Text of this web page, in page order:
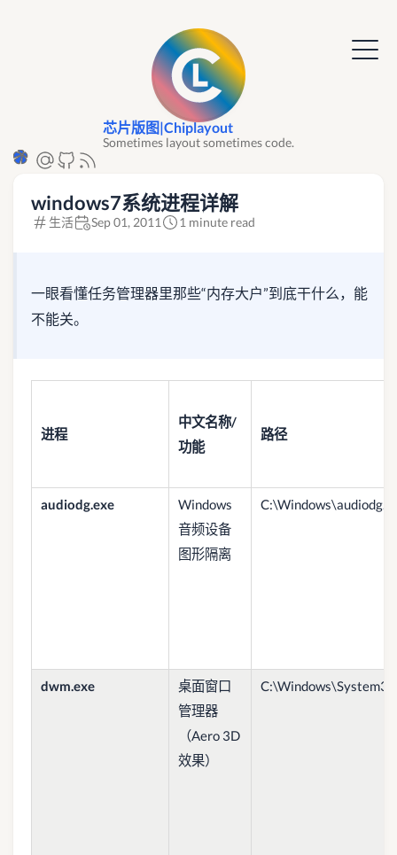
芯片版图|Chiplayout
Sometimes layout sometimes code.
windows7系统进程详解
生活 Sep 01, 2011 1 minute read
一眼看懂任务管理器里那些“内存大户”到底干什么，能
不能关。
进程
中文名称/
功能
路径
audiodg.exe
Windows
音频设备
图形隔离
dwm.exe
桌面窗口
管理器
（Aero 3D
效果）